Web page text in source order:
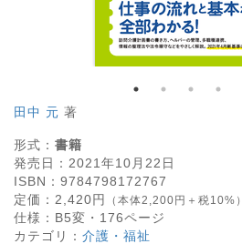
田中 元 著
形式： 書籍
発売日： 2021年10月22日
ISBN： 9784798172767
定価： 2,420円 （本体2,200円＋税10%）
仕様： B5変・ 176ページ
カテゴリ： 介護・福祉